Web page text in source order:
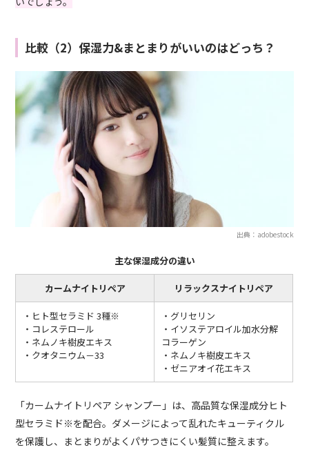
比較（2）保湿力&まとまりがいいのはどっち？
出典：adobestock
主な保湿成分の違い
カームナイトリペア リラックスナイトリペア
・ヒト型セラミド 3種※
・コレステロール
・ネムノキ樹皮エキス
・クオタニウム－33
・グリセリン
・イソステアロイル加水分解
コラーゲン
・ネムノキ樹皮エキス
・ゼニアオイ花エキス
「カームナイトリペア シャンプー」は、高品質な保湿成分ヒト
型セラミド※を配合。ダメージによって乱れたキューティクル
を保護し、まとまりがよくパサつきにくい髪質に整えます。